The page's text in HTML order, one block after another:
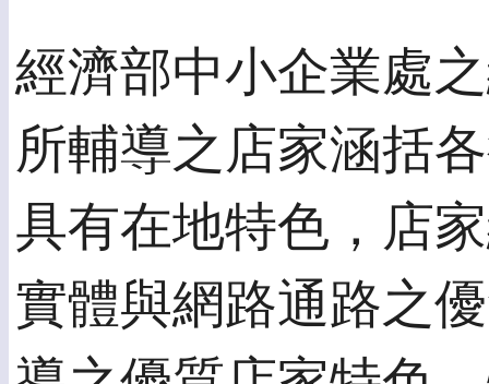
經濟部中小企業處
所輔導之店家涵括
具有在地特色，店
實體與網路通路之